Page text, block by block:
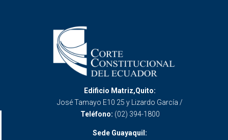
Edificio Matriz,Quito:
José Tamayo E10 25 y Lizardo García /
Teléfono: (02) 394-1800
Sede Guayaquil: